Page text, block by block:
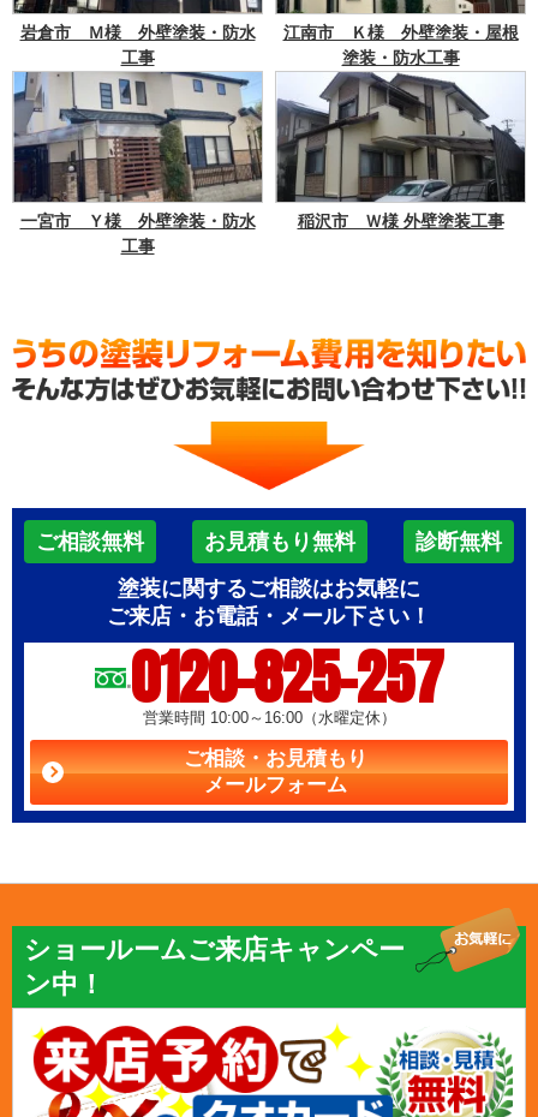
岩倉市 Ｍ様 外壁塗装・防水
工事
江南市 Ｋ様 外壁塗装・屋根
塗装・防水工事
一宮市 Ｙ様 外壁塗装・防水
工事
稲沢市 Ｗ様 外壁塗装工事
ご相談無料 お見積もり無料
診断無料
塗装に関するご相談はお気軽に
ご来店・お電話・メール下さい！
0120-825-257
営業時間 10:00～16:00（水曜定休）
ご相談・お見積もり
メールフォーム
ショールームご来店キャンペー
ン中！